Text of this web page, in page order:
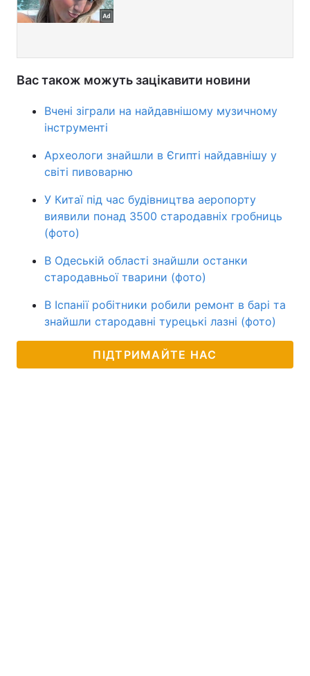
Вас також можуть зацікавити новини
Вчені зіграли на найдавнішому музичному
інструменті
Археологи знайшли в Єгипті найдавнішу у
світі пивоварню
У Китаї під час будівництва аеропорту
виявили понад 3500 стародавніх гробниць
(фото)
В Одеській області знайшли останки
стародавньої тварини (фото)
В Іспанії робітники робили ремонт в барі та
знайшли стародавні турецькі лазні (фото)
ПІДТРИМАЙТЕ НАС